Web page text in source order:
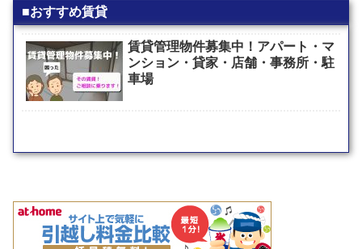
■おすすめ賃貸
賃貸管理物件募集中！アパート・マ
ンション・貸家・店舗・事務所・駐
車場